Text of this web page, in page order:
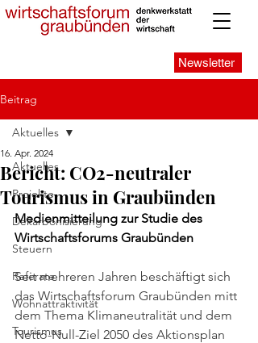
Newsletter
Beitrag
Aktuelles
Projekte
Dekarbonisierung
Steuern
Referate
Wohnattraktivität
Tourismus
Aktuelles
Bericht: CO2-neutraler
Tourismus in Graubünden
16. Apr. 2024
Medienmitteilung zur Studie des
Wirtschaftsforums Graubünden
Seit mehreren Jahren beschäftigt sich
das Wirtschaftsforum Graubünden mitt
dem Thema Klimaneutralität und dem
Netto-Null-Ziel 2050 des Aktionsplan